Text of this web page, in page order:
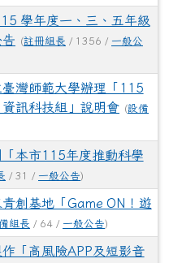
學年度一、三、五年級
(註冊組長 / 1356 / 一般公
灣師範大學辦理「115
訊科技組」說明會 (設備
本市115年度推動科學
/ 31 / 一般公告)
創基地「Game ON！遊
組長 / 64 / 一般公告)
「高風險APP及短影音